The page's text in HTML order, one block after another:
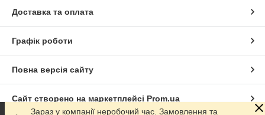
Доставка та оплата
Графік роботи
Повна версія сайту
Сайт створено на маркетплейсі Prom.ua
Зараз у компанії неробочий час. Замовлення та